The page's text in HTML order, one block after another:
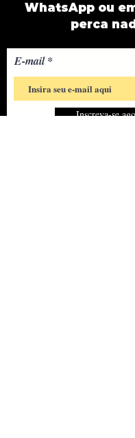
WhatsApp ou
perca
E-mail
Inscreva-se